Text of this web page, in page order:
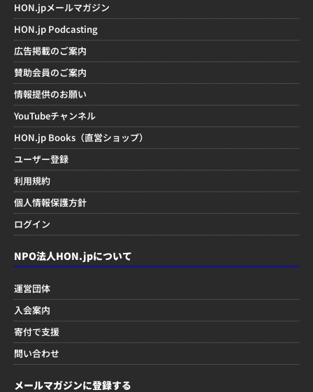
HON.jpメールマガジン
HON.jp Podcasting
広告掲載のご案内
賛助会員のご案内
情報提供のお願い
YouTubeチャンネル
HON.jp Books（直営ショップ）
ユーザー登録
利用規約
個人情報保護方針
ログイン
NPO法人HON.jpについて
運営団体
入会案内
寄付で支援
問い合わせ
メールマガジンに登録する